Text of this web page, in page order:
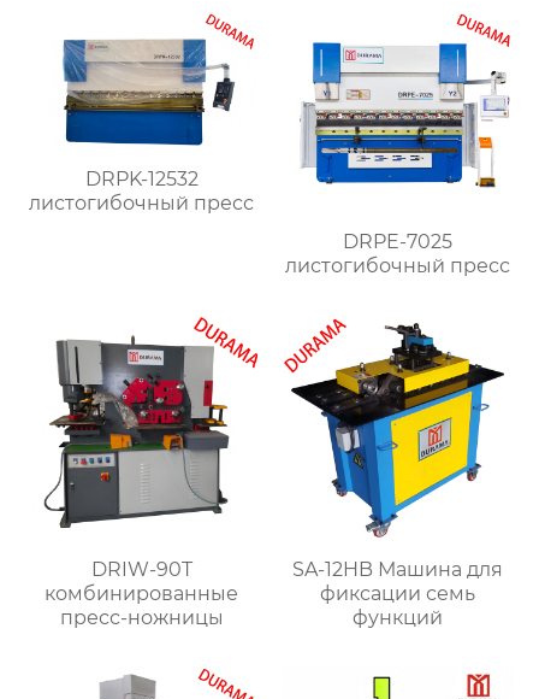
DRPK-12532
листогибочный пресс
DRPE-7025
листогибочный пресс
DRIW-90T
комбинированные
пресс-ножницы
SA-12HB Машина для
фиксации семь
функций